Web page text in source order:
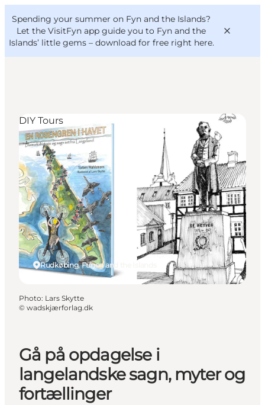
Spending your summer on Fyn and the Islands?
Let the VisitFyn app guide you to Fyn and the
Islands’ little gems – download for free right here.
Things to do
Outdoor and bike
Where to eat
Where to stay
VisitFyn
Deutsch
Gå på opdagelse i
langelandske sagn, myter og
fortællinger
Rudkøbing, Funen and the Islands
DIY Tours
Photo: Lars Skytte
© wadskjærforlag.dk